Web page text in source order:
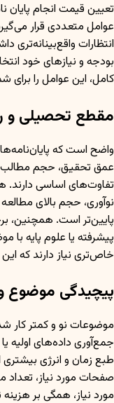
تعیین قیمت انجام پایان
عوامل متعددی قرار
انتظارات واقع‌بینانه‌تری
بودجه و نیازهای خود
کامل، این عوامل را برای
مقطع تحصیلی و
واضح است که
عمق تحقیق، حجم
تفاوت‌های اساسی دارند.
نوآوری، حجم بالای
پایین‌تر است. همچنین،
پیشرفته یا علوم پایه
خاص‌تری نیاز دارند که
پیچیدگی موضوع
موضوعات نو و کمتر کار
جمع‌آوری داده‌های اولیه
طبع زمان و انرژی
صفحات مورد نیاز، تعداد
مورد نیاز، همگی بر هزینه